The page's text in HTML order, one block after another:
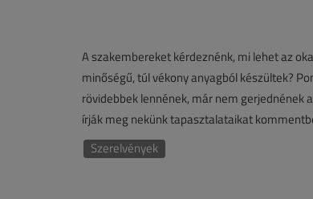
A szakembereket kérdeznénk, mi lehet az
minőségű, túl vékony anyagból készültek?
rövidebbek lennének, már nem gerjednének
írják meg nekünk tapasztalataikat
Szerelvények